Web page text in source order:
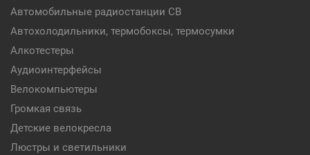
Автомобильные радиостанции CB
Автохолодильники, термобоксы, термосумки
Алкотестеры
Аудиоинтерфейсы
Велокомпьютеры
Громкая связь
Детские велокресла
Люстры и светильники